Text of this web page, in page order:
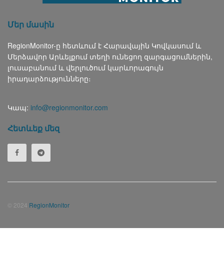
Մեր մասին
RegionMonitor-ը հետևում է Հարավային Կովկասում և
Մերձավոր Արևելքում տեղի ունեցող զարգացումներին,
լուսաբանում և վերլուծում կարևորագույն
իրադարձությունները։
Կապ: info@regionmonitor.com
Հետևեք մեզ
© 2024 RegionMonitor